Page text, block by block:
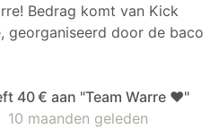
Bedrag komt van Kick
georganiseerd door de baco
40 € aan "Team Warre ❤️"
maanden geleden